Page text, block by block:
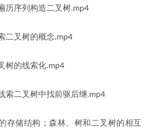
历序列构造二叉树.mp4
二叉树的概念.mp4
树的线索化.mp4
索二叉树中找前驱后继.mp4
存储结构；森林、树和二叉树的相互